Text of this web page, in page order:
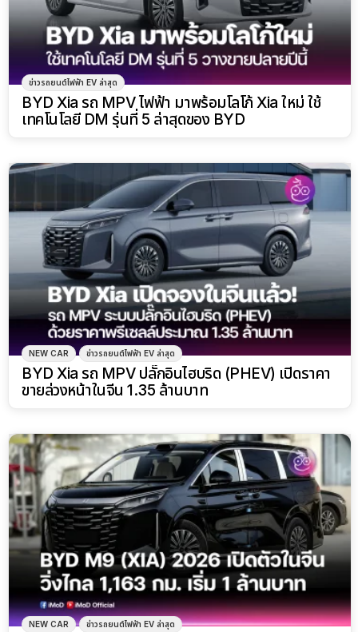
ข่าวรถยนต์ไฟฟ้า EV ล่าสุด
BYD Xia รถ MPV ไฟฟ้า มาพร้อมโลโก้ Xia ใหม่ ใช้
เทคโนโลยี DM รุ่นที่ 5 ล่าสุดของ BYD
NEW CAR ข่าวรถยนต์ไฟฟ้า EV ล่าสุด
BYD Xia รถ MPV ปลั๊กอินไฮบริด (PHEV) เปิดราคา
ขายล่วงหน้าในจีน 1.35 ล้านบาท
NEW CAR ข่าวรถยนต์ไฟฟ้า EV ล่าสุด